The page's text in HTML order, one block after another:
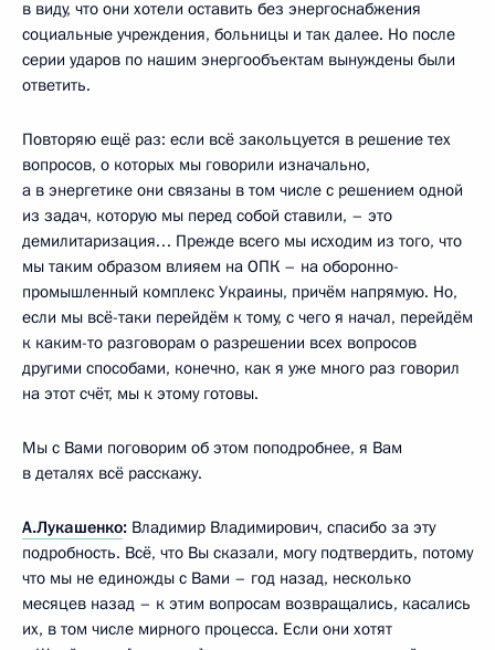
в виду, что они хотели оставить без энергоснабжения
социальные учреждения, больницы и так далее. Но после
серии ударов по нашим энергообъектам вынуждены были
ответить.
Повторяю ещё раз: если всё закольцуется в решение тех
вопросов, о которых мы говорили изначально,
а в энергетике они связаны в том числе с решением одной
из задач, которую мы перед собой ставили, – это
демилитаризация… Прежде всего мы исходим из того, что
мы таким образом влияем на ОПК – на оборонно-
промышленный комплекс Украины, причём напрямую. Но,
если мы всё-таки перейдём к тому, с чего я начал, перейдём
к каким-то разговорам о разрешении всех вопросов
другими способами, конечно, как я уже много раз говорил
на этот счёт, мы к этому готовы.
Мы с Вами поговорим об этом поподробнее, я Вам
в деталях всё расскажу.
А.Лукашенко: Владимир Владимирович, спасибо за эту
подробность. Всё, что Вы сказали, могу подтвердить, потому
что мы не единожды с Вами – год назад, несколько
месяцев назад – к этим вопросам возвращались, касались
их, в том числе мирного процесса. Если они хотят